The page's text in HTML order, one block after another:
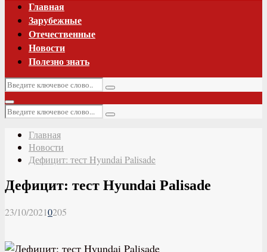
Главная
Зарубежные
Отечественные
Новости
Полезно знать
Искать:
Поиск
Основное
меню
Искать:
Поиск
Главная
Новости
Дефицит: тест Hyundai Palisade
Дефицит: тест Hyundai Palisade
23/10/20210205